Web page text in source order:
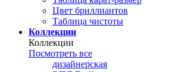
Цвет бриллиантов
Таблица чистоты
Коллекции
Коллекции
Посмотреть все
дизайнерская